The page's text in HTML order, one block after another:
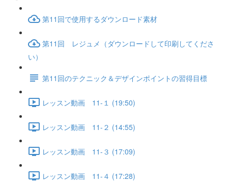
第11回で使用するダウンロード素材
第11回 レジュメ（ダウンロードして印刷してくださ
い）
第11回のテクニック＆デザインポイントの習得目標
レッスン動画 11-１ (19:50)
レッスン動画 11-２ (14:55)
レッスン動画 11-３ (17:09)
レッスン動画 11-４ (17:28)